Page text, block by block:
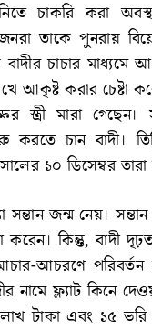
চাকরি করা
তাকে পুনরায়
চাচার মাধ্যমে
আকৃষ্ট করার চেষ্টা
মারা গেছেন।
চান বাদী।
১০ ডিসেম্বর
জন্ম নেয়।
করেন। কিন্তু, বাদী
আচরণে
নামে ফ্ল্যাট কিনে
এবং ১৫ ভরি